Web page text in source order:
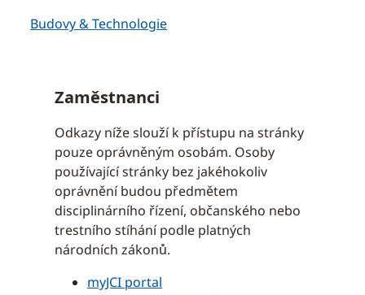
Budovy & Technologie
Zaměstnanci
Odkazy níže slouží k přístupu na stránky
pouze oprávněným osobám. Osoby
používající stránky bez jakéhokoliv
oprávnění budou předmětem
disciplinárního řízení, občanského nebo
trestního stíhání podle platných
národních zákonů.
myJCI portal